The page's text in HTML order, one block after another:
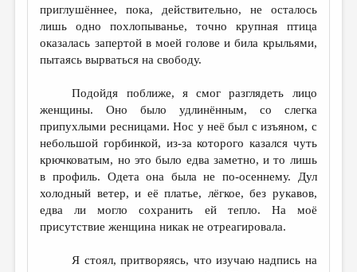
приглушённее, пока, действительно, не осталось
лишь одно похлопыванье, точно крупная птица
оказалась запертой в моей голове и била крыльями,
пытаясь вырваться на свободу.
Подойдя поближе, я смог разглядеть лицо
женщины. Оно было удлинённым, со слегка
припухлыми ресницами. Нос у неё был с изъяном, с
небольшой горбинкой, из-за которого казался чуть
крючковатым, но это было едва заметно, и то лишь
в профиль. Одета она была не по-осеннему. Дул
холодный ветер, и её платье, лёгкое, без рукавов,
едва ли могло сохранить ей тепло. На моё
присутствие женщина никак не отреагировала.
Я стоял, притворяясь, что изучаю надпись на